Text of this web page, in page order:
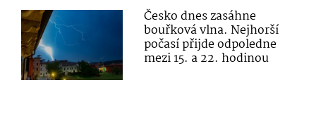
Česko dnes zasáhne
bouřková vlna. Nejhorší
počasí přijde odpoledne
mezi 15. a 22. hodinou